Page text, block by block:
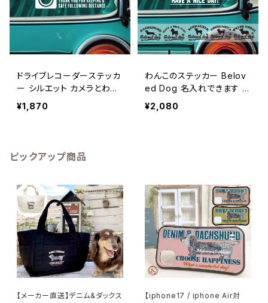
ドライブレコーダーステッカ
ー シルエット カメラとわん
こ / ドラレコ 屋外 防水 車
バイク ガラス 自転車 木 板
チワックス マルプー シュナ
ウザー
¥1,870
わんこのステッカー Belov
ed Dog 名入れできます う
ちの子ステッカー / ドラレコ
ドライブレコーダー 屋外 防
リア コーギー ウエストハイ
ランドホワイト
¥2,080
ピックアップ商品
【メーカー直送】デニム&ダックス
【iphone17 / iphone Air対